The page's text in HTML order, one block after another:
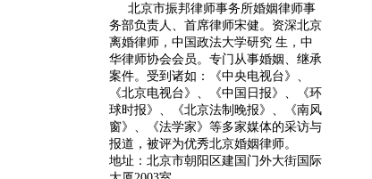
北京市振邦律师事务所婚姻律师事
务部负责人、首席律师宋健。 资深北京
离婚律师 ，中国政法大学研究 生，中
华律师协会会员。专门从事婚姻、继承
案件。受到诸如：《中央电视台》、
《北京电视台》、《中国日报》、《环
球时报》、《北京法制晚报》、《南风
窗》、《法学家》等多家媒体的采访与
报道，被评为优秀北京婚姻律师。
地址：北京市朝阳区建国门外大街国际